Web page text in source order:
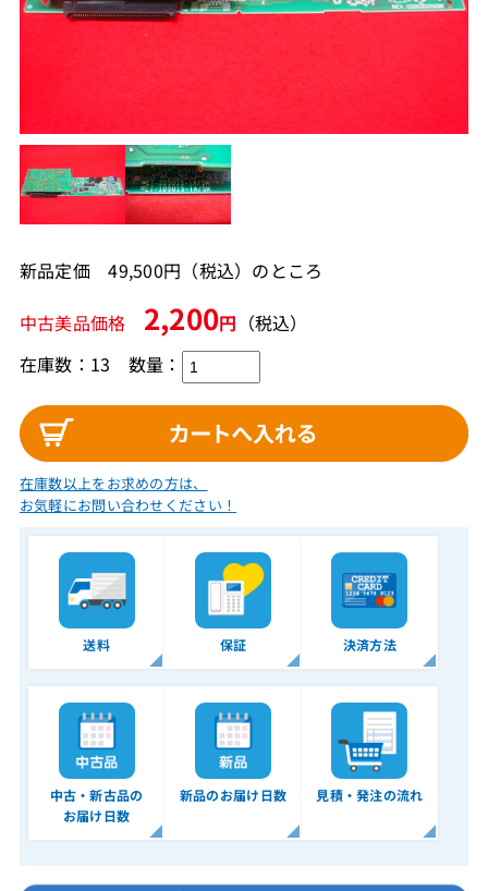
新品定価 49,500円（税込）のところ
中古美品価格 2,200円 （税込）
在庫数：13 数量：
在庫数以上をお求めの方は、
お気軽にお問い合わせください！
送料 保証 決済方法
中古・新古品の
お届け日数
新品のお届け日数 見積・発注の流れ